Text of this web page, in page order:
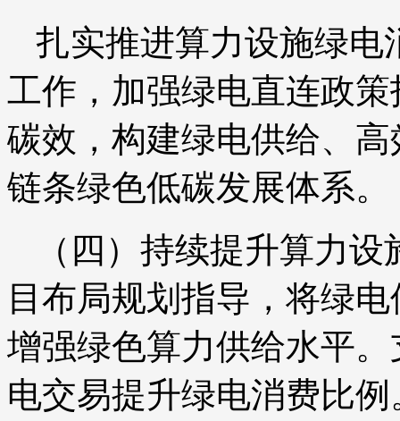
扎实推进算力设施绿电
工作，加强绿电直连政
碳效，构建绿电供给、
链条绿色低碳发展体系。
（四）持续提升算力
目布局规划指导，将绿
增强绿色算力供给水平
电交易提升绿电消费比